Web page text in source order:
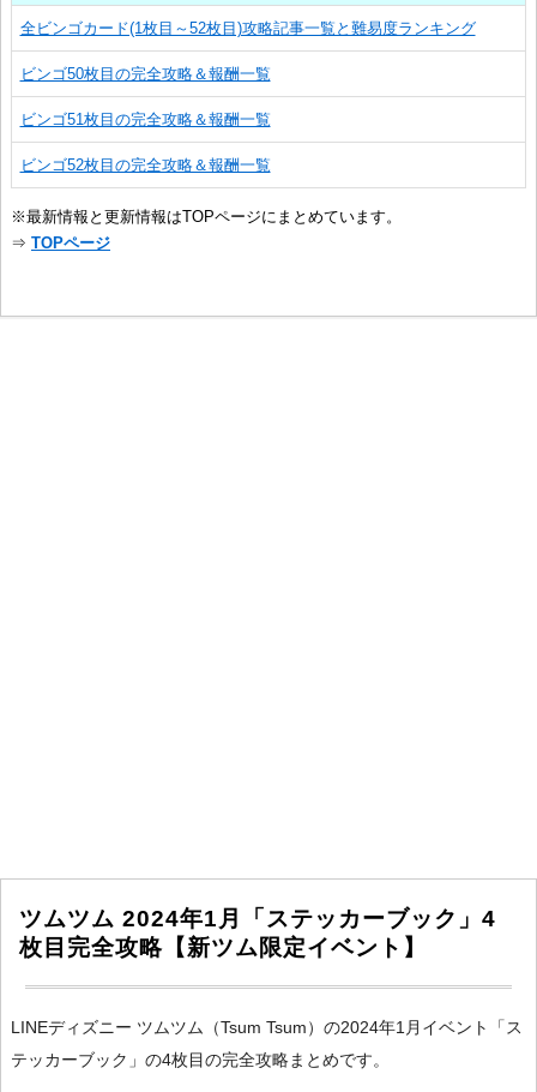
全ビンゴカード(1枚目～52枚目)攻略記事一覧と難易度ランキング
ビンゴ50枚目の完全攻略＆報酬一覧
ビンゴ51枚目の完全攻略＆報酬一覧
ビンゴ52枚目の完全攻略＆報酬一覧
※最新情報と更新情報はTOPページにまとめています。
⇒ TOPページ
ツムツム 2024年1月「ステッカーブック」4
枚目完全攻略【新ツム限定イベント】
LINEディズニー ツムツム（Tsum Tsum）の2024年1月イベント「ス
テッカーブック」の4枚目の完全攻略まとめです。